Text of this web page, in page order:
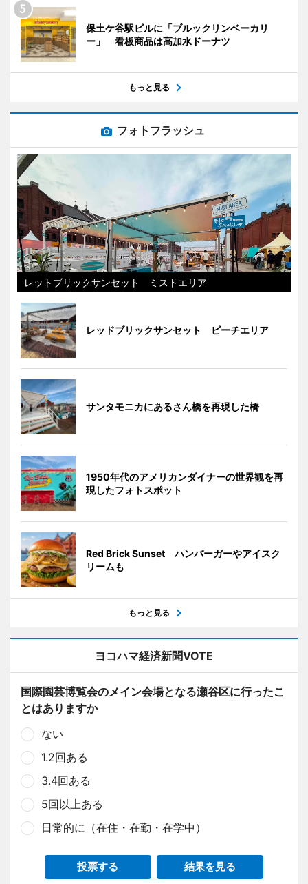
保土ケ谷駅ビルに「ブルックリンベーカリ
ー」 看板商品は高加水ドーナツ
もっと見る
フォトフラッシュ
レットブリックサンセット ミストエリア
レッドブリックサンセット ビーチエリア
サンタモニカにあるさん橋を再現した橋
1950年代のアメリカンダイナーの世界観を再
現したフォトスポット
Red Brick Sunset ハンバーガーやアイスク
リームも
もっと見る
ヨコハマ経済新聞VOTE
国際園芸博覧会のメイン会場となる瀬谷区に行ったこ
とはありますか
ない
1.2回ある
3.4回ある
5回以上ある
日常的に（在住・在勤・在学中）
投票する 結果を見る